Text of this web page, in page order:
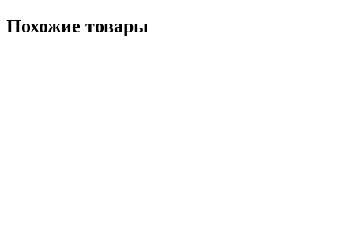
Похожие товары